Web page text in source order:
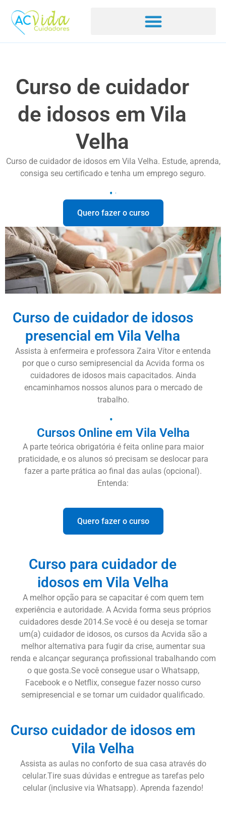
Curso de cuidador
de idosos em Vila
Velha
Curso de cuidador de idosos em Vila Velha. Estude, aprenda,
consiga seu certificado e tenha um emprego seguro.
Quero fazer o curso
Curso de cuidador de idosos
presencial em Vila Velha
Assista à enfermeira e professora Zaira Vítor e entenda
por que o curso semipresencial da Acvida forma os
cuidadores de idosos mais capacitados. Ainda
encaminhamos nossos alunos para o mercado de
trabalho.
Cursos Online em Vila Velha
A parte teórica obrigatória é feita online para maior
praticidade, e os alunos só precisam se deslocar para
fazer a parte prática ao final das aulas (opcional).
Entenda:
Quero fazer o curso
Curso para cuidador de
idosos em Vila Velha
A melhor opção para se capacitar é com quem tem
experiência e autoridade. A Acvida forma seus próprios
cuidadores desde 2014.Se você é ou deseja se tornar
um(a) cuidador de idosos, os cursos da Acvida são a
melhor alternativa para fugir da crise, aumentar sua
renda e alcançar segurança profissional trabalhando com
o que gosta.Se você consegue usar o Whatsapp,
Facebook e o Netflix, consegue fazer nosso curso
semipresencial e se tornar um cuidador qualificado.
Curso cuidador de idosos em
Vila Velha
Assista as aulas no conforto de sua casa através do
celular.Tire suas dúvidas e entregue as tarefas pelo
celular (inclusive via Whatsapp). Aprenda fazendo!